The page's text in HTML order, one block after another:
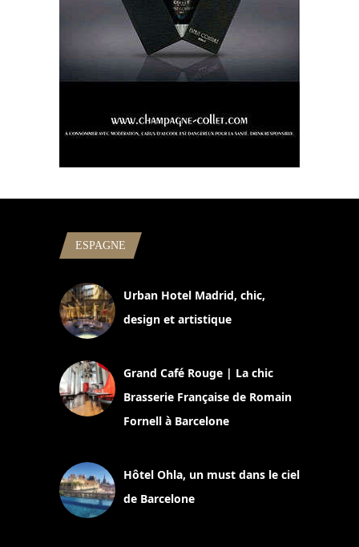
ESPAGNE
Urban Hotel Madrid, chic,
design et artistique
Grand Café Rouge | La chic
Brasserie Française de Romain
Fornell à Barcelone
Hôtel Ohla, un must dans le ciel
de Barcelone